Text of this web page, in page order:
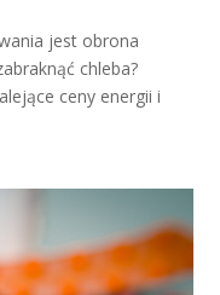
jest obrona
chleba?
ceny energii i